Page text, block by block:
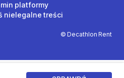
© Decathlon Rent
platformy
nielegalne treści